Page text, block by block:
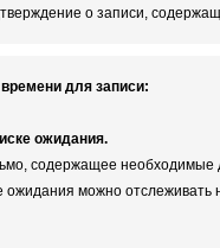
о записи,
для записи:
ожидания.
содержащее
ожидания можно